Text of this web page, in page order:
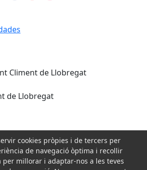
Climent de Llobregat
de Llobregat
de:
cookies pròpies i de tercers per
de navegació òptima i recollir
millorar i adaptar-nos a les teves